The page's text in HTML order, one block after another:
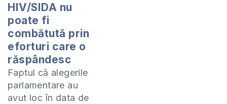
HIV/SIDA nu
poate fi
combătută prin
eforturi care o
răspândesc
Faptul că alegerile
parlamentare au
avut loc în data de